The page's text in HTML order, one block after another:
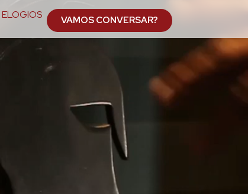
ELOGIOS VAMOS CONVERSAR?